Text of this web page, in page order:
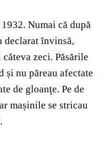
Numai că după
declarat ȋnvinsă,
zeci. Păsările
și nu păreau afectate
de gloanţe. Pe de
mașinile se stricau